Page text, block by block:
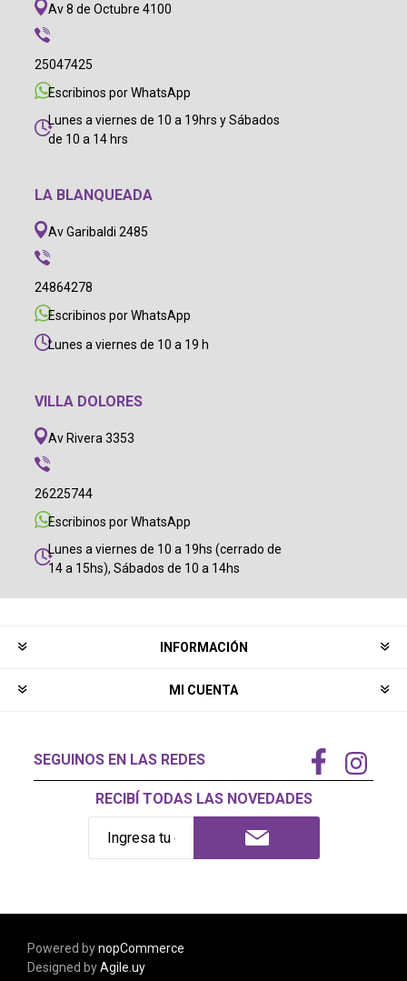
Av 8 de Octubre 4100
25047425
Escribinos por WhatsApp
Lunes a viernes de 10 a 19hrs y Sábados
de 10 a 14 hrs
LA BLANQUEADA
Av Garibaldi 2485
24864278
Escribinos por WhatsApp
Lunes a viernes de 10 a 19 h
VILLA DOLORES
Av Rivera 3353
26225744
Escribinos por WhatsApp
Lunes a viernes de 10 a 19hs (cerrado de
14 a 15hs), Sábados de 10 a 14hs
INFORMACIÓN
MI CUENTA
SEGUINOS EN LAS REDES
RECIBÍ TODAS LAS NOVEDADES
Powered bynopCommerce
Designed byAgile.uy